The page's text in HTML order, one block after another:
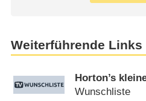
Weiterführende Links
Horton’s
Wunschliste